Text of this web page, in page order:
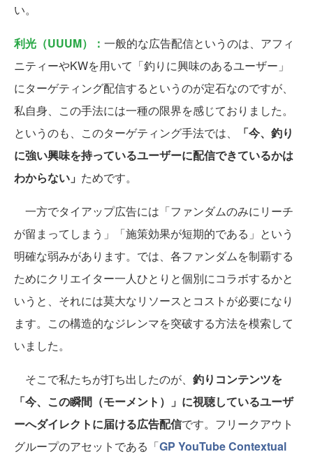
い。
利光（UUUM）： 一般的な広告配信というのは、アフィ
ニティーやKWを用いて「釣りに興味のあるユーザー」
にターゲティング配信するというのが定石なのですが、
私自身、この手法には一種の限界を感じておりました。
というのも、このターゲティング手法では、
「今、釣り
に強い興味を持っているユーザーに配信できているかは
わからない」 ためです。
一方でタイアップ広告には「ファンダムのみにリーチ
が留まってしまう」「施策効果が短期的である」という
明確な弱みがあります。では、各ファンダムを制覇する
ためにクリエイター一人ひとりと個別にコラボするかと
いうと、それには莫大なリソースとコストが必要になり
ます。この構造的なジレンマを突破する方法を模索して
いました。
そこで私たちが打ち出したのが、 釣りコンテンツを
「今、この瞬間（モーメント）」に視聴しているユーザ
ーへダイレクトに届ける広告配信です。フリークアウト
グループのアセットである「GP YouTube Contextual